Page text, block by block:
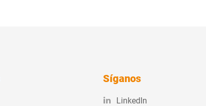
Síganos
LinkedIn